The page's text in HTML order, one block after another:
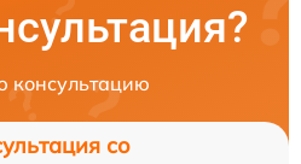
консультацию
со